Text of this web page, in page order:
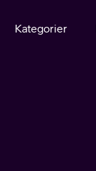
Kategorier